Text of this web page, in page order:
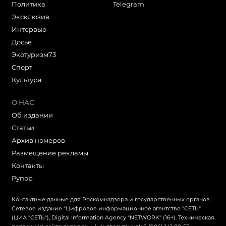
Политика
Эксклюзив
Интервью
Досье
Экотуризм73
Cпорт
Культура
Telegram
О НАС
Об издании
Статьи
Архив номеров
Размещение рекламы
Контакты
Рупор
Контактные данные для Роскомнадзора и государственных органов
Сетевое издание "Цифровое информационное агентство "СЕТЬ"
(ЦИА "СЕТЬ"), Digital Information Agency "NETWORK" (16+). Техническая